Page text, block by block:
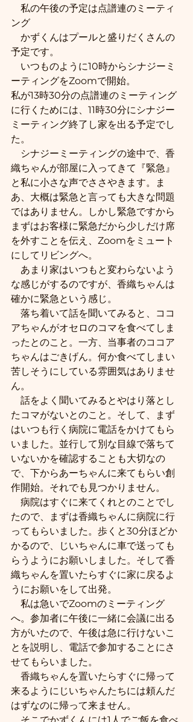
私の午後の予定は点譜連のミーティ
ング
かずくんはプールと盛りだくさんの
予定です。
いつものように10時からシナジーミ
ーティングをZoomで開始。
私が13時30分の点譜連のミーティング
に行くためには、11時30分にシナジー
ミーティング終了し家を出る予定でし
た。
シナジーミーティングの途中で、香
織ちゃんが部屋に入ってきて『緊急』
と私に小さな声でささやきます。ま
あ、大概は緊急と言っても大きな問題
ではありません。しかし緊急ですから
まずはお客様に緊急だから少しだけ席
を外すことを伝え、Zoomをミュート
にしてリビングへ。
あまり家はいつもと変わらないよう
な感じがするのですが、香織ちゃんは
確かに緊急という感じ。
落ち着いて話を聞いてみると、ココ
アちゃんがオセロのコマを食べてしま
ったとのこと。一方、当事者のココア
ちゃんはごきげん。何か食べてしまい
苦しそうにしている雰囲気はありませ
ん。
話をよく聞いてみるとやはり落とし
たコマがないとのこと。そして、まず
はいつも行く病院に電話をかけてもら
いました。並行して別な目線で落ちて
いないかを確認することも大切なの
で、下からあーちゃんに来てもらい創
作開始。それでも見つかりません。
病院はすぐに来てくれとのことでし
たので、まずは香織ちゃんに病院に行
ってもらいました。歩くと30分ほどか
かるので、じいちゃんに車で送っても
らうようにお願いしました。そして香
織ちゃんを置いたらすぐに家に戻るよ
うにお願いをして出発。
私は急いでZoomのミーティング
へ。参加者に午後に一緒に会議に出る
方がいたので、午後は急に行けないこ
とを説明し、電話で参加することにさ
せてもらいました。
香織ちゃんを置いたらすぐに帰って
来るようにじいちゃんたちには頼んだ
はずなのに帰って来ません。